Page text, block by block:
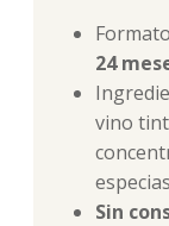
24
vino
Sin